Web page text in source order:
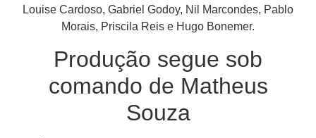
Louise Cardoso, Gabriel Godoy, Nil Marcondes, Pablo
Morais, Priscila Reis e Hugo Bonemer.
Produção segue sob
comando de Matheus
Souza